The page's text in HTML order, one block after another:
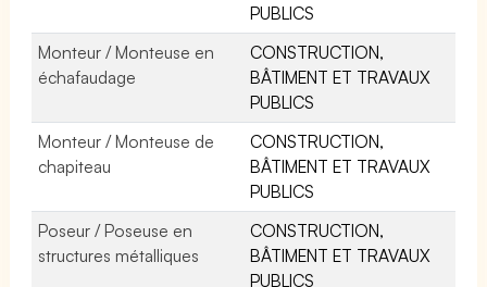
PUBLICS
Monteur / Monteuse en
échafaudage
CONSTRUCTION,
BÂTIMENT ET TRAVAUX
PUBLICS
Monteur / Monteuse de
chapiteau
CONSTRUCTION,
BÂTIMENT ET TRAVAUX
PUBLICS
Poseur / Poseuse en
structures métalliques
CONSTRUCTION,
BÂTIMENT ET TRAVAUX
PUBLICS